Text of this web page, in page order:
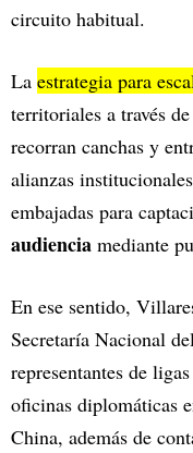
circuito habitual.
La estrategia para
territoriales a través
recorran canchas y
alianzas
embajadas para
audiencia mediante
En ese sentido,
Secretaría Nacional
representantes de
oficinas diplomáticas
China, además de